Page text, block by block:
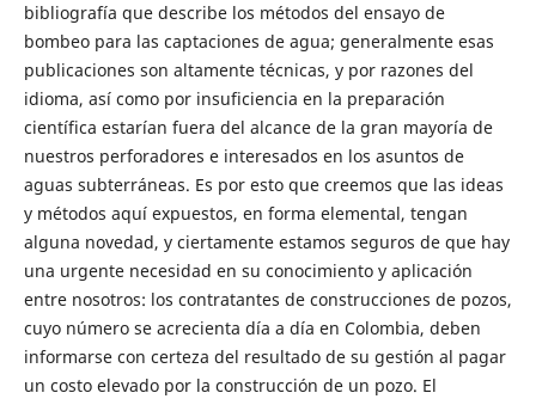
bibliografía que describe los métodos del ensayo de
bombeo para las captaciones de agua; generalmente esas
publicaciones son altamente técnicas, y por razones del
idioma, así como por insuficiencia en la preparación
científica estarían fuera del alcance de la gran mayoría de
nuestros perforadores e interesados en los asuntos de
aguas subterráneas. Es por esto que creemos que las ideas
y métodos aquí expuestos, en forma elemental, tengan
alguna novedad, y ciertamente estamos seguros de que hay
una urgente necesidad en su conocimiento y aplicación
entre nosotros: los contratantes de construcciones de pozos,
cuyo número se acrecienta día a día en Colombia, deben
informarse con certeza del resultado de su gestión al pagar
un costo elevado por la construcción de un pozo. El